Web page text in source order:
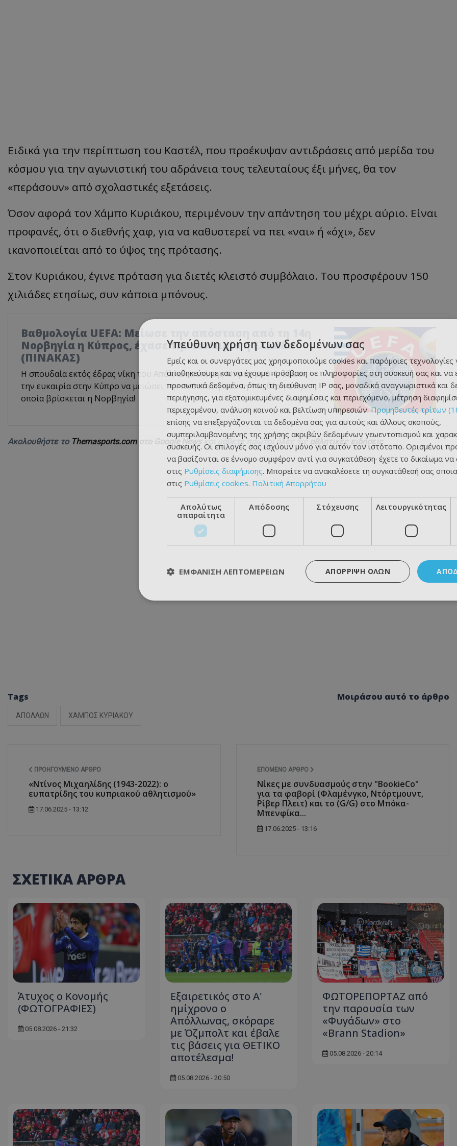
Ειδικά για την περίπτωση του Καστέλ, που προέκυψαν αντιδράσεις από μερίδα του
κόσμου για την αγωνιστική του αδράνεια τους τελευταίους έξι μήνες, θα τον
«περάσουν» από σχολαστικές εξετάσεις.
Όσον αφορά τον Χάμπο Κυριάκου, περιμένουν την απάντηση του μέχρι αύριο. Είναι
προφανές, ότι ο διεθνής χαφ, για να καθυστερεί να πει «ναι» ή «όχι», δεν
ικανοποιείται από το ύψος της πρότασης.
Στον Κυριάκου, έγινε πρόταση για διετές κλειστό συμβόλαιο. Του προσφέρουν 150
χιλιάδες ετησίως, συν κάποια μπόνους.
Βαθμολογία UEFA: Μείωσε την απόσταση από τη 14η
Νορβηγία η Κύπρος, έχασε την ευκαιρία η Ελλάδα
(ΠΙΝΑΚΑΣ)
Η σπουδαία εκτός έδρας νίκη του Απόλλωνα επί της Μπραν με 0-1, έδωσε
την ευκαιρία στην Κύπρο να μειώσει την απόσταση από τη 14η θέση στην
οποία βρίσκεται η Νορβηγία!
Ακολουθήστε το Themasports.com στο Google News και μάθετε πρώτοι όλες τις αθλητικές ειδήσεις
Tags
ΑΠΟΛΛΩΝ ΧΑΜΠΟΣ ΚΥΡΙΑΚΟΥ
Μοιράσου αυτό το άρθρο
ΠΡΟΗΓΟΎΜΕΝΟ ΆΡΘΡΟ
«Ντίνος Μιχαηλίδης (1943-2022): ο
ευπατρίδης του κυπριακού αθλητισμού»
17.06.2025 - 13:12
ΕΠΌΜΕΝΟ ΆΡΘΡΟ
Νίκες με συνδυασμούς στην "ΒοοkieCo"
για τα φαβορί (Φλαμένγκο, Ντόρτμουντ,
Ρίβερ Πλειτ) και το (G/G) στο Μπόκα-
Μπενφίκα...
17.06.2025 - 13:16
ΣΧΕΤΙΚΑ ΑΡΘΡΑ
Άτυχος ο Κονομής
(ΦΩΤΟΓΡΑΦΙΕΣ)
05.08.2026 - 21:32
Εξαιρετικός στο Α'
ημίχρονο ο
Απόλλωνας, σκόραρε
με Όζμπολτ και έβαλε
τις βάσεις για ΘΕΤΙΚΟ
αποτέλεσμα!
05.08.2026 - 20:50
ΦΩΤΟΡΕΠΟΡΤΑΖ από
την παρουσία των
«Φυγάδων» στο
«Brann Stadion»
05.08.2026 - 20:14
Υπεύθυνη χρήση των δεδομένων σας
Εμείς και οι συνεργάτες μας χρησιμοποιούμε cookies και παρόμοιες τεχνολογίες
αποθηκεύουμε και να έχουμε πρόσβαση σε πληροφορίες στη συσκευή σας και να
προσωπικά δεδομένα, όπως τη διεύθυνση IP σας, μοναδικά αναγνωριστικά και
περιήγησης, για εξατομικευμένες διαφημίσεις και περιεχόμενο, μέτρηση
περιεχομένου, ανάλυση κοινού και βελτίωση υπηρεσιών. Προμηθευτές τρίτων
επίσης να επεξεργάζονται τα δεδομένα σας για αυτούς και άλλους σκοπούς,
συμπεριλαμβανομένης της χρήσης ακριβών δεδομένων γεωεντοπισμού και
συσκευής. Οι επιλογές σας ισχύουν μόνο για αυτόν τον ιστότοπο. Ορισμένοι
να βασίζονται σε έννομο συμφέρον αντί για συγκατάθεση· έχετε το δικαίωμα να
στις Ρυθμίσεις διαφήμισης. Μπορείτε να ανακαλέσετε τη συγκατάθεσή σας
στις Ρυθμίσεις cookies. Πολιτική Απορρήτου
Απολύτως
απαραίτητα
Απόδοσης Στόχευσης Λειτουργικότητας
ΑΠΌΡΡΙΨΗ ΌΛΩΝ
ΕΜΦΆΝΙΣΗ ΛΕΠΤΟΜΕΡΕΙΏΝ